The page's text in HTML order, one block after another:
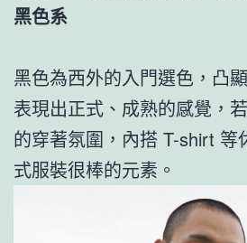
黑色系
黑色為西外的入門選色，凸
表現出正式、成熟的感覺，
的穿著氛圍，內搭 T-shirt 等
式服裝很棒的元素。